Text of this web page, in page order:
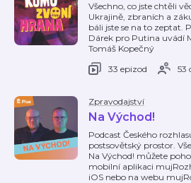
Všechno, co jste chtěli
Ukrajině, zbraních a
báli jste se na to zeptat.
Dárek pro Putina uvádí
Tomáš Kopečný
33 epizod
53
Zpravodajství
Na Východ!
Podcast Českého
postsovětský prostor.
Na Východ! můžete
mobilní aplikaci
iOS nebo na webu